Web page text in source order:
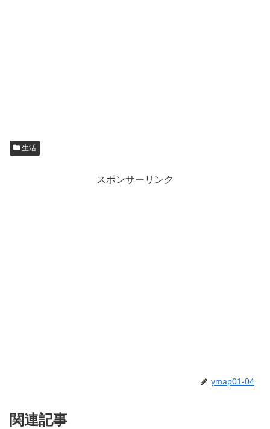
生活
スポンサーリンク
ymap01-04
関連記事